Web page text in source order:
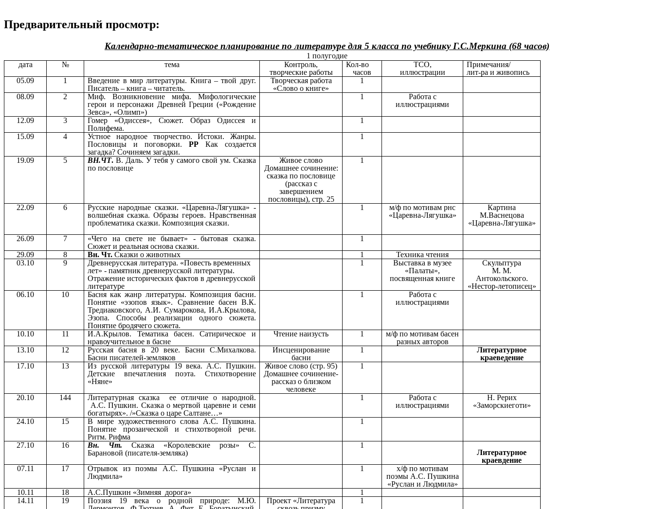
Предварительный просмотр:
Календарно-тематическое планирование по литературе для 5 класса по учебнику Г.С.Меркина (68 часов)
1 полугодие
дата
№ тема
Контроль,
творческие работы
Кол-во
часов
ТСО,
иллюстрации
Примечания/
лит-ра и живопись
05.09
1
Введение в мир литературы. Книга – твой друг.
Писатель – книга – читатель.
Творческая работа
«Слово о книге»
1
08.09
2
Миф. Возникновение мифа. Мифологические
герои и персонажи Древней Греции («Рождение
Зевса», «Олимп»)
1
Работа с
иллюстрациями
12.09
3
Гомер «Одиссея», Сюжет. Образ Одиссея и
Полифема.
1
15.09
4
Устное народное творчество. Истоки. Жанры.
Пословицы и поговорки. РР Как создается
загадка? Сочиняем загадки.
1
19.09 5 ВН.ЧТ. В. Даль. У тебя у самого свой ум. Сказка
по пословице
Живое слово
Домашнее сочинение:
сказка по пословице
(рассказ с
завершением
пословицы), стр. 25
1
22.09 6
Русские народные сказки. «Царевна-Лягушка» -
волшебная сказка. Образы героев. Нравственная
проблематика сказки. Композиция сказки.
1
м/ф по мотивам рнс
«Царевна-Лягушка»
Картина
М.Васнецова
«Царевна-Лягушка»
26.09
7
«Чего на свете не бывает» - бытовая сказка.
Сюжет и реальная основа сказки.
1
29.09
8 Вн. Чт. Сказки о животных 1
Техника чтения
03.10
9
Древнерусская литература. «Повесть временных
лет» - памятник древнерусской литературы.
Отражение исторических фактов в древнерусской
литературе
1
Выставка в музее
«Палаты»,
посвященная книге
Скульптура
М. М.
Антокольского.
«Нестор-летописец»
06.10
10
Басня как жанр литературы. Композиция басни.
Понятие «эзопов язык». Сравнение басен В.К.
Тредиаковского, А.И. Сумарокова, И.А.Крылова,
Эзопа. Способы реализации одного сюжета.
Понятие бродячего сюжета.
1
Работа с
иллюстрациями
10.10 11
И.А.Крылов. Тематика басен. Сатирическое и
нравоучительное в басне
Чтение наизусть 1
м/ф по мотивам басен
разных авторов
13.10
12
Русская басня в 20 веке. Басни С.Михалкова.
Басни писателей-земляков
Инсценирование
басни
1
Литературное
краеведение
17.10
13
Из русской литературы 19 века. А.С. Пушкин.
Детские впечатления поэта. Стихотворение
«Няне»
Живое слово (стр. 95)
Домашнее сочинение-
рассказ о близком
человеке
1
20.10 144
Литературная сказка ее отличие о народной.
А.С. Пушкин. Сказка о мертвой царевне и семи
богатырях». /»Сказка о царе Салтане…»
1
Работа с
иллюстрациями
Н. Рерих
«Заморскиеготи»
24.10
15
В мире художественного слова А.С. Пушкина.
Понятие прозаической и стихотворной речи.
Ритм. Рифма
1
27.10 16 Вн. Чт. Сказка «Королевские розы» С.
Барановой (писателя-земляка)
1
Литературное
краевдение
07.11
17
Отрывок из поэмы А.С. Пушкина «Руслан и
Людмила»
1
х/ф по мотивам
поэмы А.С. Пушкина
«Руслан и Людмила»
10.11
18 А.С.Пушкин «Зимняя дорога»
1
14.11
19
Поэзия 19 века о родной природе: М.Ю.
Проект «Литература
1